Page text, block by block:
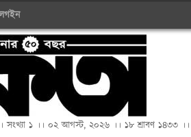
সংখ্যা ১ ।। ০২ আগস্ট, ২০২৬ ।। ১৮ শ্রাবণ ১৪৩৩ ।।